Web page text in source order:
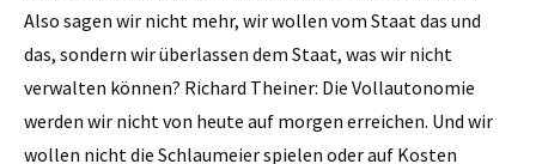
Also sagen wir nicht mehr, wir wollen vom Staat das und
das, sondern wir überlassen dem Staat, was wir nicht
verwalten können? Richard Theiner: Die Vollautonomie
werden wir nicht von heute auf morgen er­reichen. Und wir
wollen nicht die Schlaumeier spielen oder auf Kosten